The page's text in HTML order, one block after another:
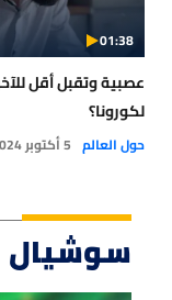
01:38
عصبية وتقبل أقل
لكورونا؟
حول العالم 5 أكتوبر 2024
سوشيال